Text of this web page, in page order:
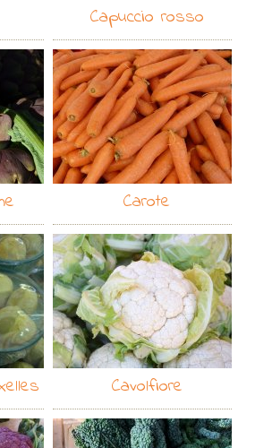
Capuccio rosso
Carote
Cavolfiore